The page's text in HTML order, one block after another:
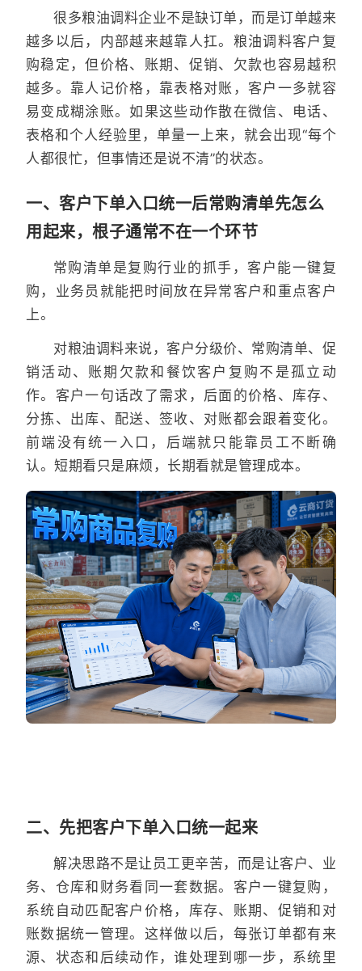
很多粮油调料企业不是缺订单，而是订单越来
越多以后，内部越来越靠人扛。粮油调料客户复
购稳定，但价格、账期、促销、欠款也容易越积
越多。靠人记价格，靠表格对账，客户一多就容
易变成糊涂账。如果这些动作散在微信、电话、
表格和个人经验里，单量一上来，就会出现“每个
人都很忙，但事情还是说不清”的状态。
一、客户下单入口统一后常购清单先怎么
用起来，根子通常不在一个环节
常购清单是复购行业的抓手，客户能一键复
购，业务员就能把时间放在异常客户和重点客户
上。
对粮油调料来说，客户分级价、常购清单、促
销活动、账期欠款和餐饮客户复购不是孤立动
作。客户一句话改了需求，后面的价格、库存、
分拣、出库、配送、签收、对账都会跟着变化。
前端没有统一入口，后端就只能靠员工不断确
认。短期看只是麻烦，长期看就是管理成本。
二、先把客户下单入口统一起来
解决思路不是让员工更辛苦，而是让客户、业
务、仓库和财务看同一套数据。客户一键复购，
系统自动匹配客户价格，库存、账期、促销和对
账数据统一管理。这样做以后，每张订单都有来
源、状态和后续动作，谁处理到哪一步，系统里